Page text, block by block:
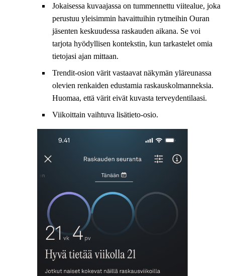
Jokaisessa kuvaajassa on tummennettu viitealue, joka
perustuu yleisimmin havaittuihin rytmeihin Ouran
jäsenten keskuudessa raskauden aikana. Se voi
tarjota hyödyllisen kontekstin, kun tarkastelet omia
tietojasi ajan mittaan.
Trendit-osion värit vastaavat näkymän yläreunassa
olevien renkaiden edustamia raskauskolmanneksia.
Huomaa, että värit eivät kuvasta terveydentilaasi.
Viikoittain vaihtuva lisätieto-osio.